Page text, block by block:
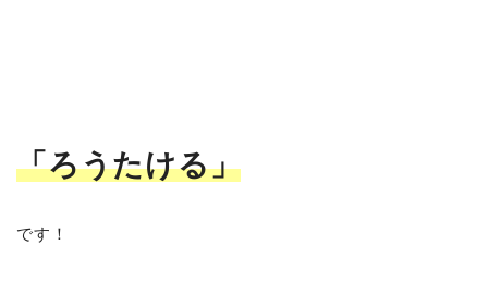
「ろうたける」
です！